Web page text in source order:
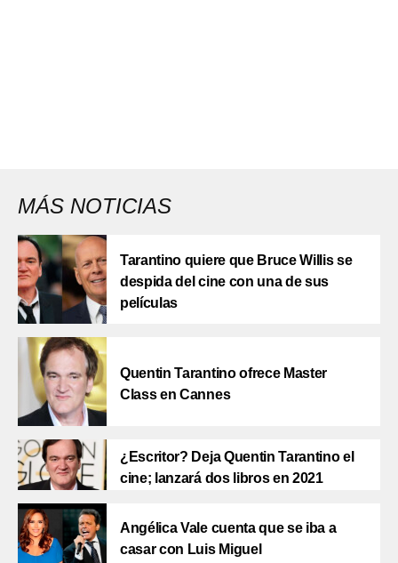
MÁS NOTICIAS
Tarantino quiere que Bruce Willis se
despida del cine con una de sus
películas
Quentin Tarantino ofrece Master
Class en Cannes
¿Escritor? Deja Quentin Tarantino el
cine; lanzará dos libros en 2021
Angélica Vale cuenta que se iba a
casar con Luis Miguel